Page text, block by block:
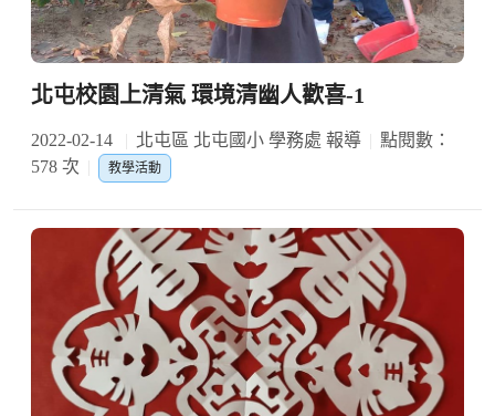
北屯校園上清氣 環境清幽人歡喜-1
2022-02-14 北屯區 北屯國小 學務處 報導
點閱數：
578 次
教學活動